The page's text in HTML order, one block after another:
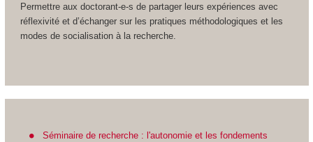
Permettre aux doctorant-e-s de partager leurs expériences avec
réflexivité et d’échanger sur les pratiques méthodologiques et les
modes de socialisation à la recherche.
Séminaire de recherche : l'autonomie et les fondements